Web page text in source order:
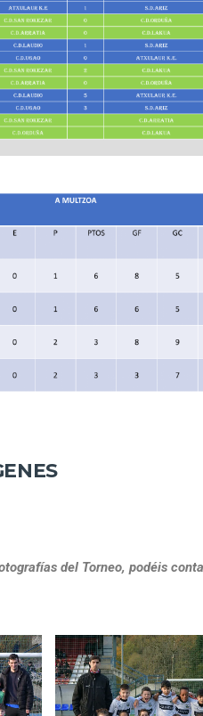
del Torneo, podéis